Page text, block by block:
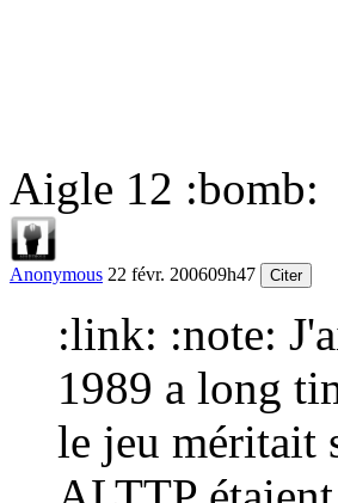
Aigle 12 :bomb:
Anonymous 22 févr. 200609h47 Citer
:link: :note:
1989 a long
le jeu méritait